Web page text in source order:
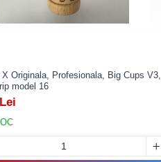
X Originala, Profesionala, Big Cups V3,
model 16